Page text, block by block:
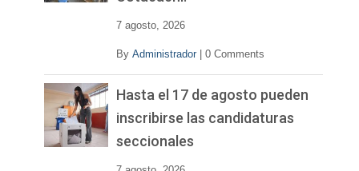
7 agosto, 2026
By Administrador 0 Comments
Hasta el 17 de agosto pueden
inscribirse las candidaturas
seccionales